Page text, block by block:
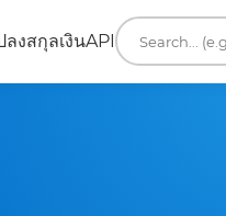
ลงสกุลเงินAPI